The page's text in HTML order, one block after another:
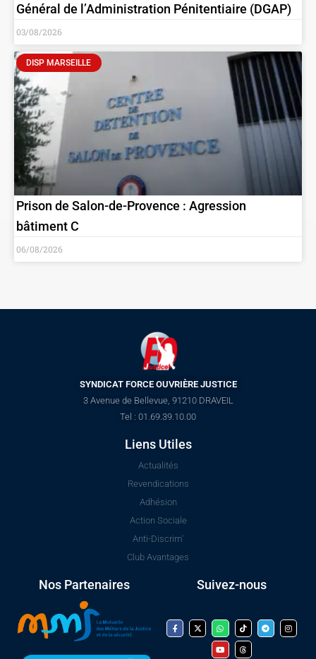
Général de l’Administration Pénitentiaire (DGAP)
03/08/2026
DISP MARSEILLE
Prison de Salon-de-Provence : Agression
bâtiment C
06/08/2026
SYNDICAT FORCE OUVRIÈRE JUSTICE
3 Avenue de Bellevue, 91210 DRAVEIL
Tel : 01.69.39.10.00
Liens Utiles
Actualités
Revendications
Adhésion
Action Sociale
Anti-Discrim'
Club Avantages
Nos Partenaires Suivez-nous